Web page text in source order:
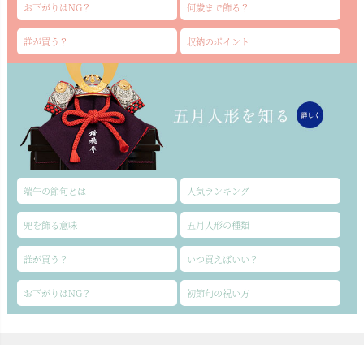
お下がりはNG？ 何歳まで飾る？
誰が買う？ 収納のポイント
端午の節句とは 人気ランキング
兜を飾る意味 五月人形の種類
誰が買う？ いつ買えばいい？
お下がりはNG？ 初節句の祝い方